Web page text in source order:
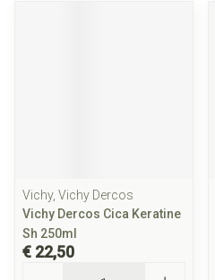
Vichy, Vichy Dercos
Vichy Dercos Cica Keratine
Sh 250ml
€ 22,50